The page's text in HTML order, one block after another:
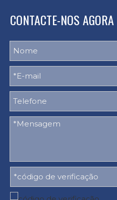
CONTACTE-NOS AGORA